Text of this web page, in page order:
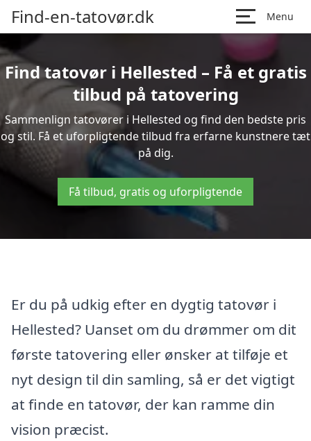
Find-en-tatovør.dk Menu
Find tatovør i Hellested – Få et gratis
tilbud på tatovering
Sammenlign tatovører i Hellested og find den bedste pris
og stil. Få et uforpligtende tilbud fra erfarne kunstnere tæt
på dig.
Få tilbud, gratis og uforpligtende
Er du på udkig efter en dygtig tatovør i
Hellested? Uanset om du drømmer om dit
første tatovering eller ønsker at tilføje et
nyt design til din samling, så er det vigtigt
at finde en tatovør, der kan ramme din
vision præcist.